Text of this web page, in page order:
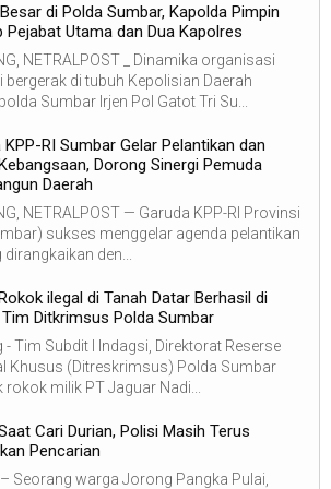
di Polda Sumbar, Kapolda Pimpin
Pejabat Utama dan Dua Kapolres
NETRALPOST _ Dinamika organisasi
bergerak di tubuh Kepolisian Daerah
Sumbar Irjen Pol Gatot Tri Su...
KPP-RI Sumbar Gelar Pelantikan dan
Dorong Sinergi Pemuda
Daerah
NETRALPOST — Garuda KPP-RI Provinsi
sukses menggelar agenda pelantikan
den...
ilegal di Tanah Datar Berhasil di
Ditkrimsus Polda Sumbar
- Tim Subdit I Indagsi, Direktorat Reserse
Khusus (Ditreskrimsus) Polda Sumbar
milik PT Jaguar Nadi...
Cari Durian, Polisi Masih Terus
Pencarian
Seorang warga Jorong Pangka Pulai,